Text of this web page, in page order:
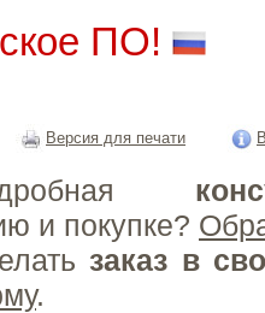
ПО!
Версия для печати
и покупке?
заказ в
.